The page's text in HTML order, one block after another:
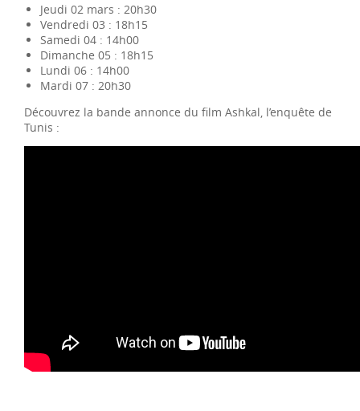
Jeudi 02 mars : 20h30
Vendredi 03 : 18h15
Samedi 04 : 14h00
Dimanche 05 : 18h15
Lundi 06 : 14h00
Mardi 07 : 20h30
Découvrez la bande annonce du film Ashkal, l’enquête de
Tunis :